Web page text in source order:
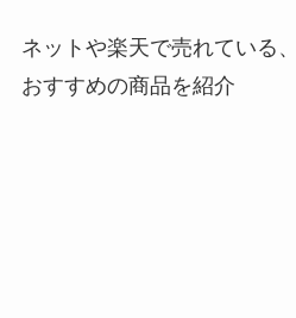
ネットや楽天で売れている
おすすめの商品を紹介